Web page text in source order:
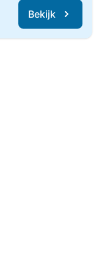
Bekijk